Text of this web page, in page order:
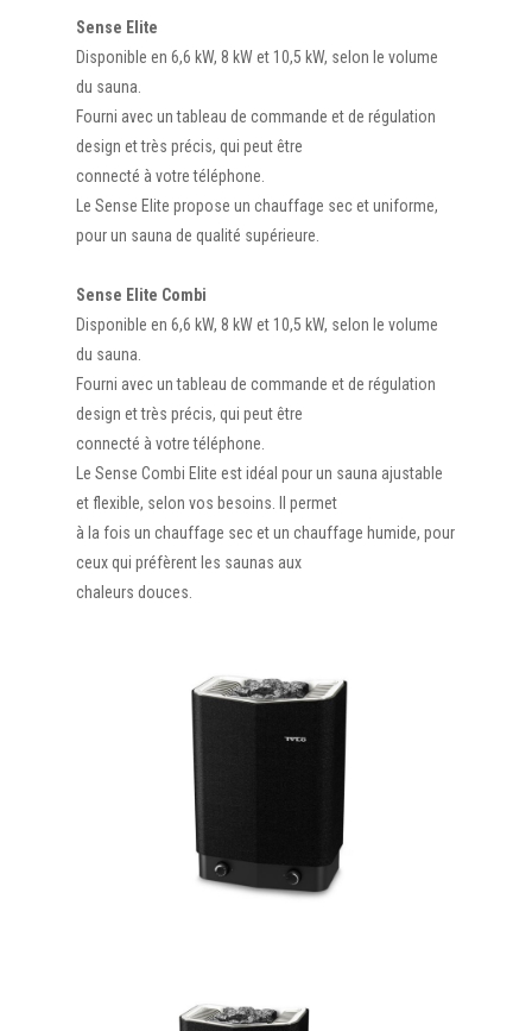
Sense Elite
Disponible en 6,6 kW, 8 kW et 10,5 kW, selon le volume
du sauna.
Fourni avec un tableau de commande et de régulation
design et très précis, qui peut être
connecté à votre téléphone.
Le Sense Elite propose un chauffage sec et uniforme,
pour un sauna de qualité supérieure.
Sense Elite Combi
Disponible en 6,6 kW, 8 kW et 10,5 kW, selon le volume
du sauna.
Fourni avec un tableau de commande et de régulation
design et très précis, qui peut être
connecté à votre téléphone.
Le Sense Combi Elite est idéal pour un sauna ajustable
et flexible, selon vos besoins. Il permet
à la fois un chauffage sec et un chauffage humide, pour
ceux qui préfèrent les saunas aux
chaleurs douces.